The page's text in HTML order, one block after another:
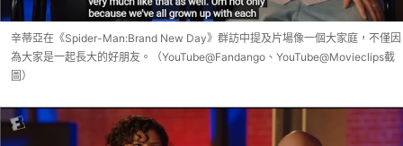
辛蒂亞在《Spider-Man:Brand New Day》群訪中提及片場像一個大家庭，不僅因
為大家是一起長大的好朋友。（YouTube@Fandango、YouTube@Movieclips截
圖）